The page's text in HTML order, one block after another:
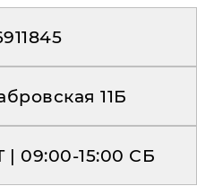
11Б
| 09:00-15:00 СБ